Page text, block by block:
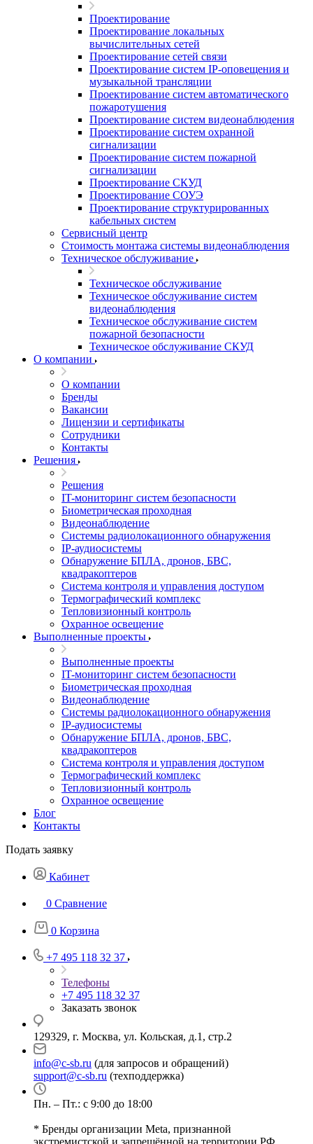
Проектирование
Проектирование локальных
вычислительных сетей
Проектирование сетей связи
Проектирование систем IP-оповещения и
музыкальной трансляции
Проектирование систем автоматического
пожаротушения
Проектирование систем видеонаблюдения
Проектирование систем охранной
сигнализации
Проектирование систем пожарной
сигнализации
Проектирование СКУД
Проектирование СОУЭ
Проектирование структурированных
кабельных систем
Сервисный центр
Стоимость монтажа системы видеонаблюдения
Техническое обслуживание
Техническое обслуживание
Техническое обслуживание систем
видеонаблюдения
Техническое обслуживание систем
пожарной безопасности
Техническое обслуживание СКУД
О компании
О компании
Бренды
Вакансии
Лицензии и сертификаты
Сотрудники
Контакты
Решения
Решения
IT-мониторинг систем безопасности
Биометрическая проходная
Видеонаблюдение
Системы радиолокационного обнаружения
IP-аудиосистемы
Обнаружение БПЛА, дронов, БВС,
квадракоптеров
Система контроля и управления доступом
Термографический комплекс
Тепловизионный контроль
Охранное освещение
Выполненные проекты
Выполненные проекты
IT-мониторинг систем безопасности
Биометрическая проходная
Видеонаблюдение
Системы радиолокационного обнаружения
IP-аудиосистемы
Обнаружение БПЛА, дронов, БВС,
квадракоптеров
Система контроля и управления доступом
Термографический комплекс
Тепловизионный контроль
Охранное освещение
Блог
Контакты
Подать заявку
Кабинет
0 Сравнение
0 Корзина
+7 495 118 32 37
Телефоны
+7 495 118 32 37
Заказать звонок
129329, г. Москва, ул. Кольская, д.1, стр.2
info@c-sb.ru (для запросов и обращений)
support@c-sb.ru (техподдержка)
Пн. – Пт.: с 9:00 до 18:00
* Бренды организации Meta, признанной
экстремистской и запрещённой на территории РФ